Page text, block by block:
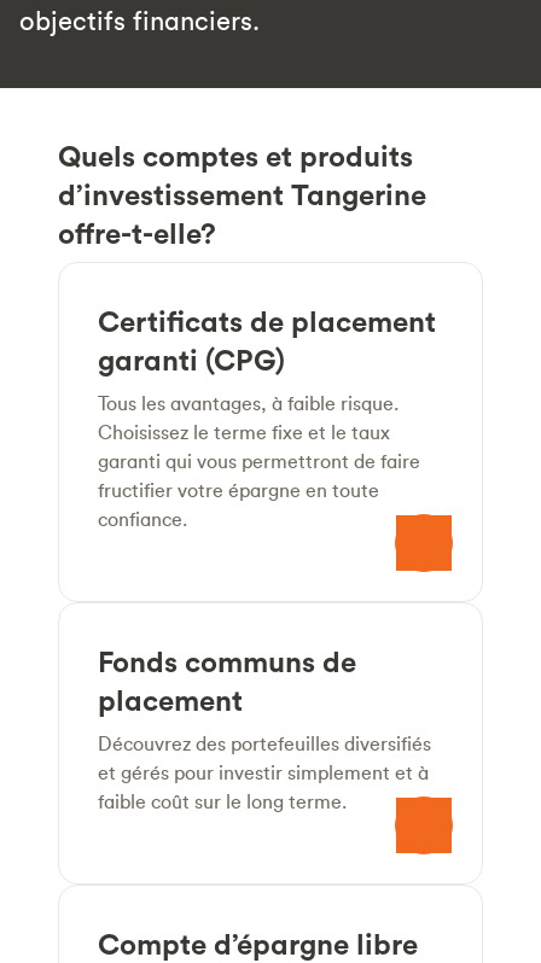
objectifs financiers.
Quels comptes et produits
d’investissement Tangerine
offre-t-elle?
Certificats de placement
garanti (CPG)
Tous les avantages, à faible risque.
Choisissez le terme fixe et le taux
garanti qui vous permettront de faire
fructifier votre épargne en toute
confiance.
Fonds communs de
placement
Découvrez des portefeuilles diversifiés
et gérés pour investir simplement et à
faible coût sur le long terme.
Compte d’épargne libre